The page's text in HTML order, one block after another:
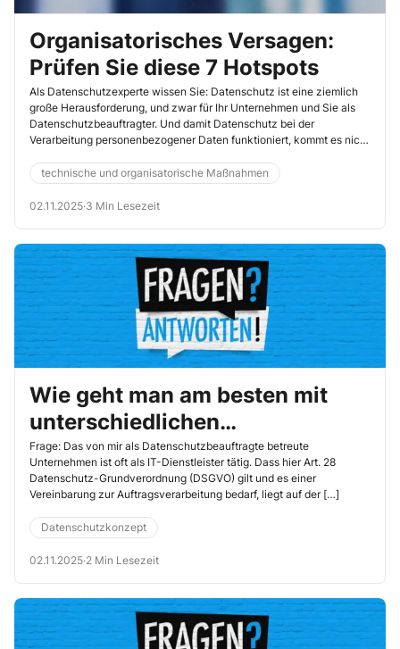
Organisatorisches Versagen:
Prüfen Sie diese 7 Hotspots
Als Datenschutzexperte wissen Sie: Datenschutz ist eine ziemlich
große Herausforderung, und zwar für Ihr Unternehmen und Sie als
Datenschutzbeauftragter. Und damit Datenschutz bei der
Verarbeitung personenbezogener Daten funktioniert, kommt es nicht
Organisatorische.
technische und organisatorische Maßnahmen
02.11.2025·3 Min Lesezeit
Wie geht man am besten mit
unterschiedlichen
Auffassungen um?
Frage: Das von mir als Datenschutzbeauftragte betreute
Unternehmen ist oft als IT-Dienstleister tätig. Dass hier Art. 28
Datenschutz-Grundverordnung (DSGVO) gilt und es einer
Vereinbarung zur Auftragsverarbeitung bedarf, liegt auf der […]
Datenschutzkonzept
02.11.2025·2 Min Lesezeit